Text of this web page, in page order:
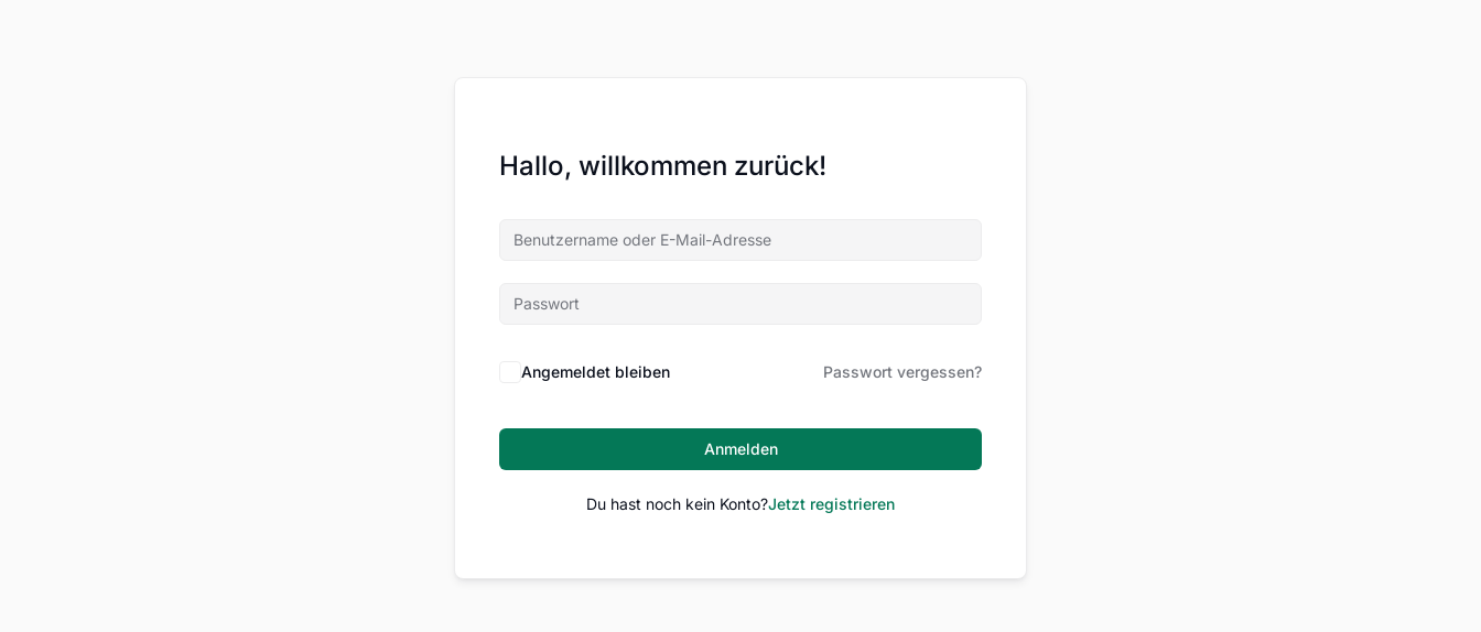
Hallo, willkommen zurück!
Angemeldet bleiben Passwort vergessen?
Anmelden
Du hast noch kein Konto?Jetzt registrieren